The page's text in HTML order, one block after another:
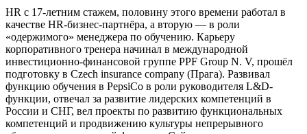
HR c 17-летним стажем, половину этого времени работал в
качестве HR-бизнес-партнёра, а вторую — в роли
«одержимого» менеджера по обучению. Карьеру
корпоративного тренера начинал в международной
инвестиционно-финансовой группе PPF Group N. V, прошёл
подготовку в Czech insurance company (Прага). Развивал
функцию обучения в PepsiCo в роли руководителя L&D-
функции, отвечал за развитие лидерских компетенций в
России и СНГ, вел проекты по развитию функциональных
компетенций и продвижению культуры непрерывного